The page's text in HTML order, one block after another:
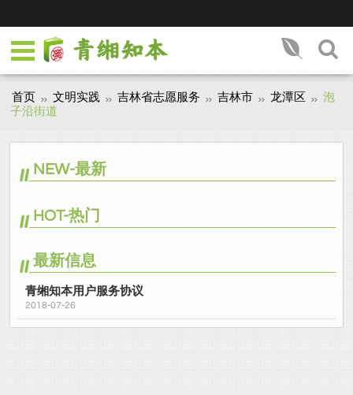
首页 文明实践 吉林省志愿服务 吉林市 龙潭区
泡
子沿街道
NEW-最新
HOT-热门
最新信息
青缃知本用户服务协议
2018-07-26